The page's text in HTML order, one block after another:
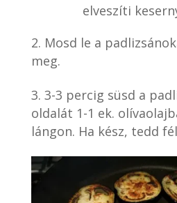
elveszíti
Mosd le a
meg.
3-3 percig süsd a
oldalát 1-1 ek.
lángon. Ha kész, tedd